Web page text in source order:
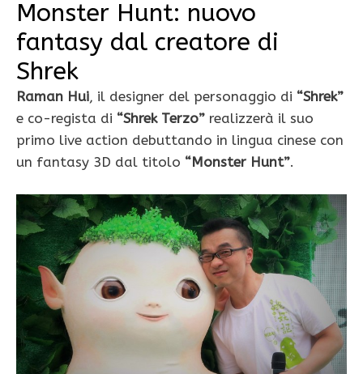
Monster Hunt: nuovo
fantasy dal creatore di
Shrek
Raman Hui, il designer del personaggio di “Shrek”
e co-regista di “Shrek Terzo” realizzerà il suo
primo live action debuttando in lingua cinese con
un fantasy 3D dal titolo “Monster Hunt”.